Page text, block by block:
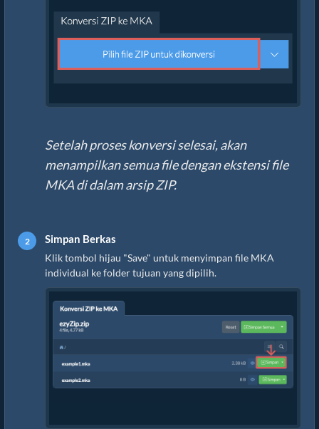
Setelah proses konversi selesai, akan
menampilkan semua file dengan ekstensi file
MKA di dalam arsip ZIP.
Simpan Berkas
Klik tombol hijau "Save" untuk menyimpan file MKA
individual ke folder tujuan yang dipilih.